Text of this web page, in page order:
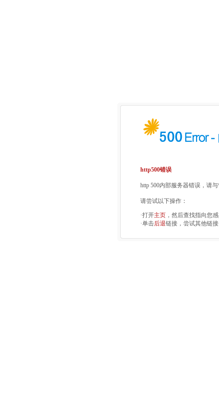
http500错误
http 500内部服务器错误，请
请尝试以下操作：
·打开主页 ，然后查找指向您
·单击后退链接，尝试其他链